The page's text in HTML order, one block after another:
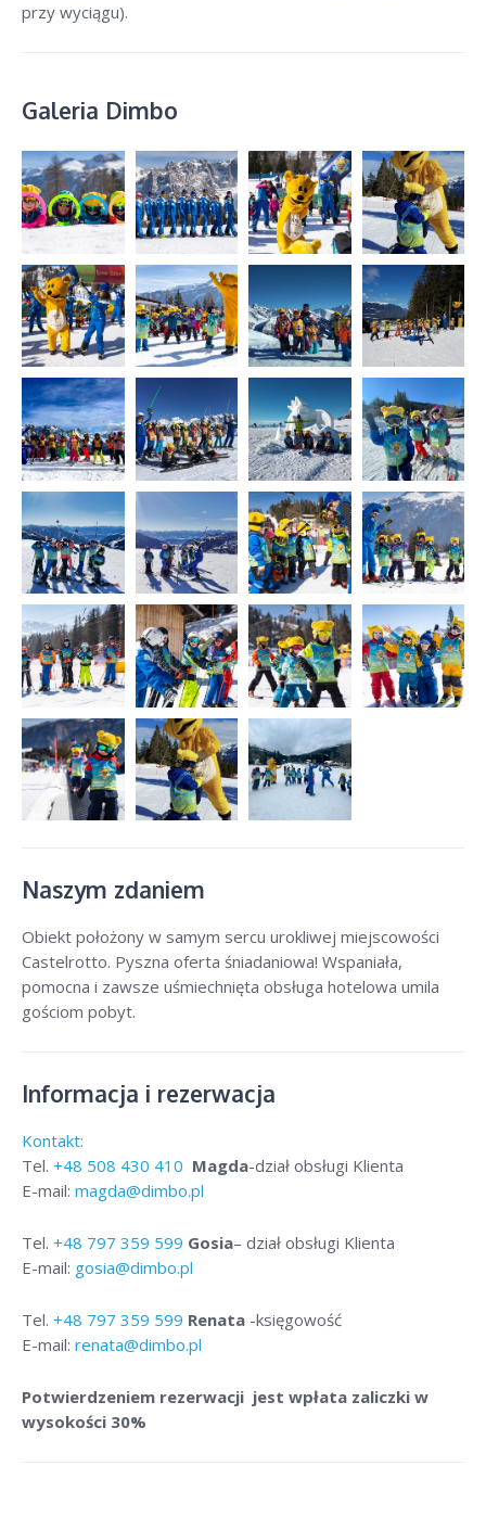
przy wyciągu).
Galeria Dimbo
Naszym zdaniem
Obiekt położony w samym sercu urokliwej miejscowości
Castelrotto. Pyszna oferta śniadaniowa! Wspaniała,
pomocna i zawsze uśmiechnięta obsługa hotelowa umila
gościom pobyt.
Informacja i rezerwacja
Kontakt:
Tel. +48 508 430 410 Magda-dział obsługi Klienta
E-mail: magda@dimbo.pl
Tel. +48 797 359 599 Gosia– dział obsługi Klienta
E-mail: gosia@dimbo.pl
Tel. +48 797 359 599 Renata -księgowość
E-mail: renata@dimbo.pl
Potwierdzeniem rezerwacji jest wpłata zaliczki w
wysokości 30%